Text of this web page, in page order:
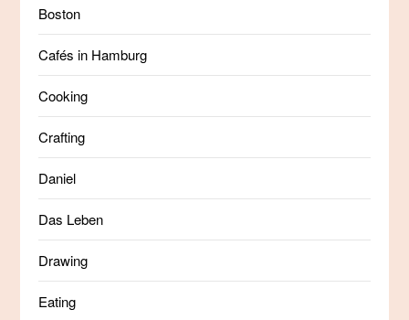
Boston
Cafés in Hamburg
Cooking
Crafting
Daniel
Das Leben
Drawing
Eating